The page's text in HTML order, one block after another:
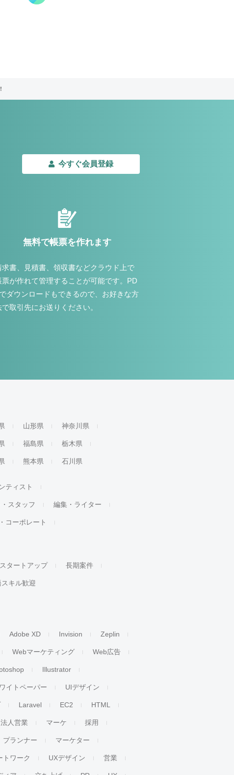
今すぐ会員登録
無料で帳票を作れます
求書、見積書、領収書などクラウド上で
票が作れて管理することが可能です。PD
ダウンロードもできるので、お好きな方
で取引先にお送りください。
山形県 神奈川県
福島県 栃木県
熊本県 石川県
ティスト
スタッフ 編集・ライター
コーポレート
スタートアップ 長期案件
スキル歓迎
Adobe XD Invision Zeplin
Webマーケティング Web広告
Illustrator
イトペーパー UIデザイン
Laravel EC2 HTML
法人営業 マーケ 採用
プランナー マーケター
トワーク UXデザイン 営業